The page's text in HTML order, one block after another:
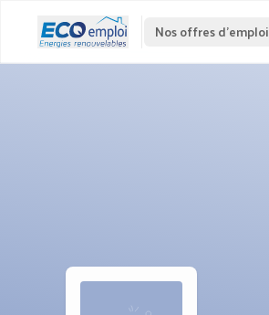
Nos offres d'emploi